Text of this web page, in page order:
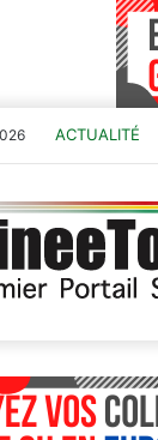
ACTUALITÉ